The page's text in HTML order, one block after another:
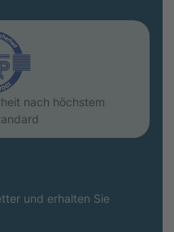
nach höchstem
und erhalten Sie